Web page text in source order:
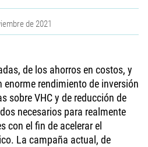
de 2021
de los ahorros en costos, y
rendimiento de inversión
sobre VHC y de reducción de
necesarios para realmente
con el fin de acelerar el
La campaña actual, de